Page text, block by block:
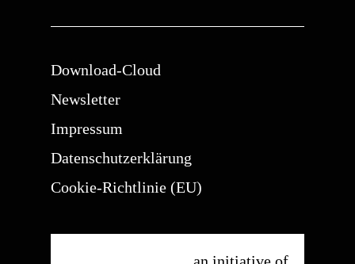
Download-Cloud
Newsletter
Impressum
Datenschutzerklärung
Cookie-Richtlinie (EU)